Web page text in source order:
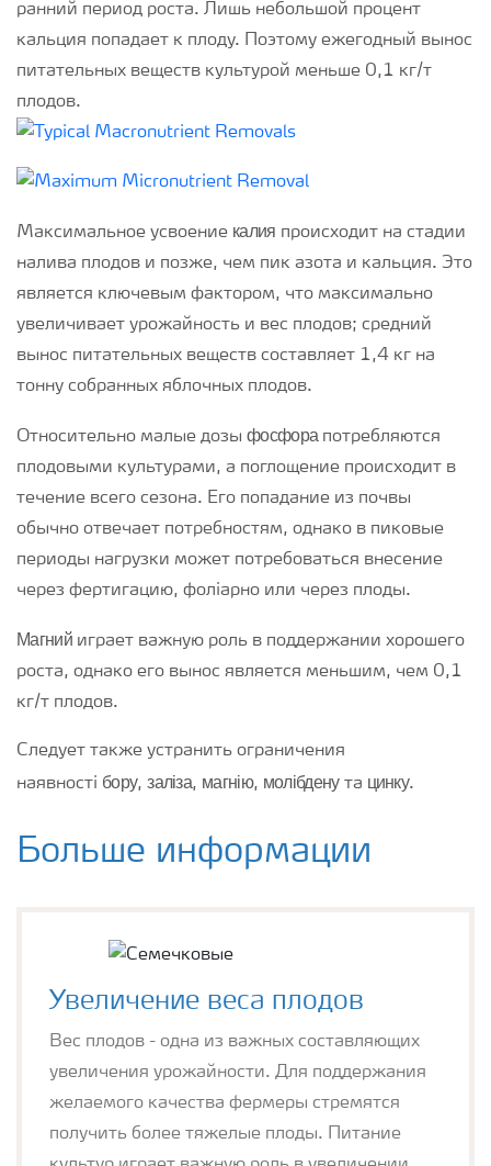
ранний период роста. Лишь небольшой процент
кальция попадает к плоду. Поэтому ежегодный вынос
питательных веществ культурой меньше 0,1 кг/т
плодов.
Максимальное усвоение калия происходит на стадии
налива плодов и позже, чем пик азота и кальция. Это
является ключевым фактором, что максимально
увеличивает урожайность и вес плодов; средний
вынос питательных веществ составляет 1,4 кг на
тонну собранных яблочных плодов.
Относительно малые дозы фосфорапотребляются
плодовыми культурами, а поглощение происходит в
течение всего сезона. Его попадание из почвы
обычно отвечает потребностям, однако в пиковые
периоды нагрузки может потребоваться внесение
через фертигацию, фоліарно или через плоды.
Магнийиграет важную роль в поддержании хорошего
роста, однако его вынос является меньшим, чем 0,1
кг/т плодов.
Следует также устранить ограничения
наявності бору,заліза, магнію, молібденута цинку.
Больше информации
Увеличение веса плодов
Вес плодов - одна из важных составляющих
увеличения урожайности. Для поддержания
желаемого качества фермеры стремятся
получить более тяжелые плоды. Питание